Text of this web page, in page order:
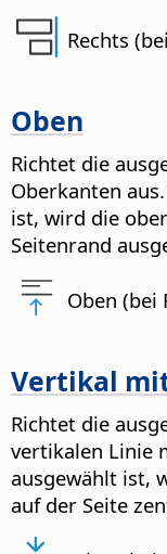
Rechts
Oben
Richtet die
Oberkanten
ist, wird die
Seitenrand
Oben (bei
Vertikal
Richtet die
vertikalen Linie
ausgewählt ist,
auf der Seite